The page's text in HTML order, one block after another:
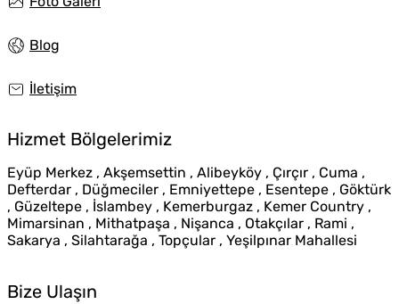
Blog
İletişim
Hizmet Bölgelerimiz
Eyüp Merkez , Akşemsettin , Alibeyköy , Çırçır , Cuma ,
Defterdar , Düğmeciler , Emniyettepe , Esentepe , Göktürk
, Güzeltepe , İslambey , Kemerburgaz , Kemer Country ,
Mimarsinan , Mithatpaşa , Nişanca , Otakçılar , Rami ,
Sakarya , Silahtarağa , Topçular , Yeşilpınar Mahallesi
Bize Ulaşın